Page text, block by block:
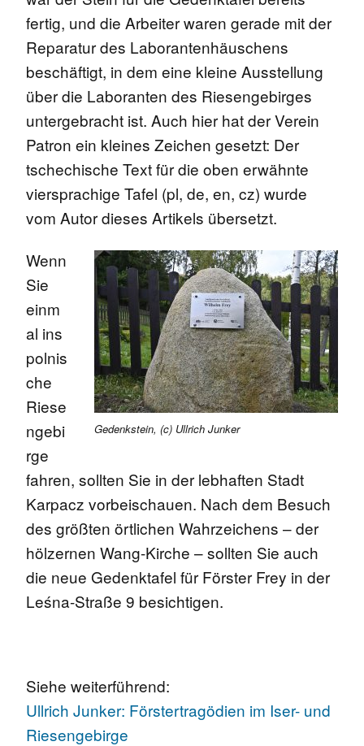
fertig, und die Arbeiter waren gerade mit der
Reparatur des Laborantenhäuschens
beschäftigt, in dem eine kleine Ausstellung
über die Laboranten des Riesengebirges
untergebracht ist. Auch hier hat der Verein
Patron ein kleines Zeichen gesetzt: Der
tschechische Text für die oben erwähnte
viersprachige Tafel (pl, de, en, cz) wurde
vom Autor dieses Artikels übersetzt.
Gedenkstein, (c) Ullrich Junker
Wenn
Sie
einm
al ins
polnis
che
Riese
ngebi
rge
fahren, sollten Sie in der lebhaften Stadt
Karpacz vorbeischauen. Nach dem Besuch
des größten örtlichen Wahrzeichens – der
hölzernen Wang-Kirche – sollten Sie auch
die neue Gedenktafel für Förster Frey in der
Leśna-Straße 9 besichtigen.
Siehe weiterführend:
Ullrich Junker: Förstertragödien im Iser- und
Riesengebirge